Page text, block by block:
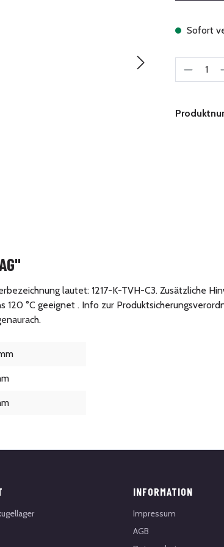
Sofort
lautet: 1217-K-TVH-C3. Zusätzliche
°C geeignet . Info zur
INFORMATION
Impressum
AGB